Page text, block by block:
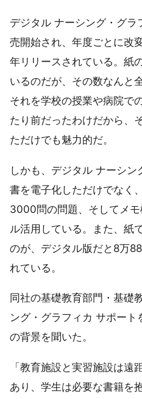
デジタル ナーシング・グ
売開始され、年度ごとに改
年リリースされている。紙
いるのだが、その数なんと
それを学校の授業や病院で
たり前だったわけだから、
ただけでも魅力的だ。
しかも、デジタル ナーシ
書を電子化しただけでなく
3000問の問題、そしてメ
ル活用している。また、紙
のが、デジタル版だと8万
れている。
同社の基礎教育部門・基礎
ング・グラフィカ サポー
の背景を聞いた。
「教育施設と実習施設は遠
あり、学生は必要な書籍を